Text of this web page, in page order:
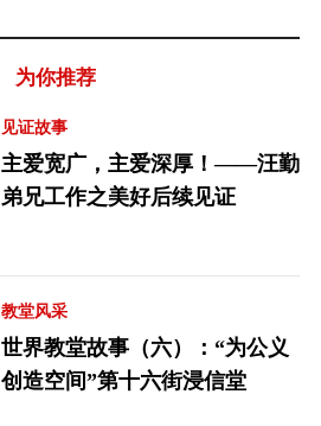
为你推荐
见证故事
主爱宽广，主爱深厚！——汪勤
弟兄工作之美好后续见证
教堂风采
世界教堂故事（六）：“为公义
创造空间”第十六街浸信堂